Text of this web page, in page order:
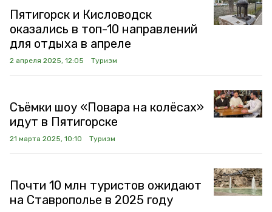
Пятигорск и Кисловодск
оказались в топ-10 направлений
для отдыха в апреле
2 апреля 2025, 12:05 Туризм
Съёмки шоу «Повара на колёсах»
идут в Пятигорске
21 марта 2025, 10:10 Туризм
Почти 10 млн туристов ожидают
на Ставрополье в 2025 году